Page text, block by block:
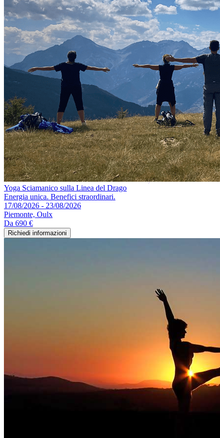
Yoga Sciamanico sulla Linea del Drago
Energia unica. Benefici straordinari.
17/08/2026 - 23/08/2026
Piemonte, Oulx
Da 690 €
Richiedi informazioni